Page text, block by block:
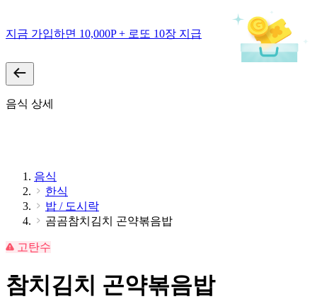
지금 가입하면 10,000P + 로또 10장 지급
음식 상세
음식
한식
밥 / 도시락
곰곰참치김치 곤약볶음밥
고탄수
참치김치 곤약볶음밥